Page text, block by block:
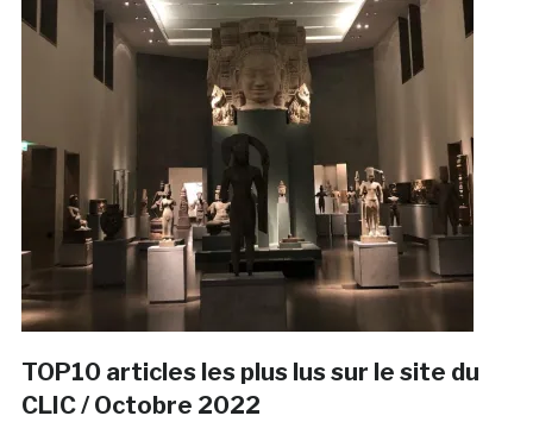
TOP10 articles les plus lus sur le site du
CLIC / Octobre 2022